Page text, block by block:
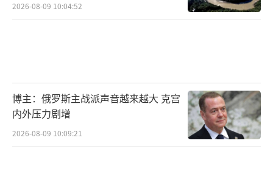
核动力作为唯一亮点。
2026-08-09 10:04:52
博主：俄罗斯主战派声音越来越大 克宫
内外压力剧增
2026-08-09 10:09:21